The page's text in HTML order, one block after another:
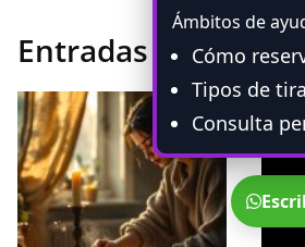
Entradas
Ámbitos de
Cómo
Tipos de
Consulta